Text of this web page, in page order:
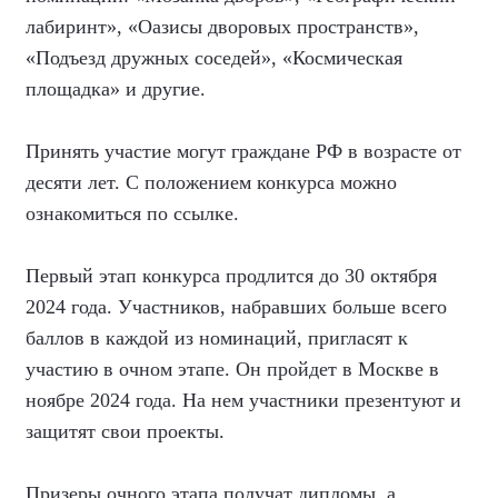
лабиринт», «Оазисы дворовых пространств»,
«Подъезд дружных соседей», «Космическая
площадка» и другие.
Принять участие могут граждане РФ в возрасте от
десяти лет. С положением конкурса можно
ознакомиться по ссылке.
Первый этап конкурса продлится до 30 октября
2024 года. Участников, набравших больше всего
баллов в каждой из номинаций, пригласят к
участию в очном этапе. Он пройдет в Москве в
ноябре 2024 года. На нем участники презентуют и
защитят свои проекты.
Призеры очного этапа получат дипломы, а